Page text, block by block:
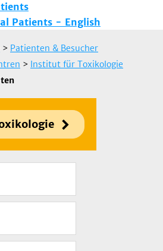
Patients - English
> Patienten & Besucher
> Institut für Toxikologie